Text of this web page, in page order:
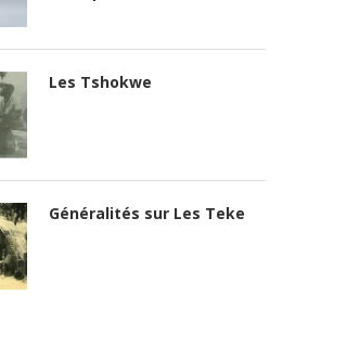
Les Tshokwe
Généralités sur Les Teke